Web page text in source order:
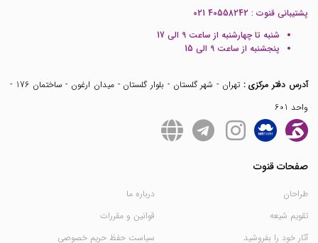
پشتیبانی قنوت : 021 40558242
شنبه تا چهارشنبه از ساعت 9 الی 17
پنجشنبه از ساعت 9 الی 15
آدرس دفتر مرکزی :
تهران - شهر گلستان - بلوار گلستان - میدان ارغون - ساختمان 176 -
واحد 601
صفحات قنوت
طراحان
تقویم شیعه
آثار خود را بفروشید
درباره ما
قوانین و مقررات
سیاست حفظ حریم خصوصی